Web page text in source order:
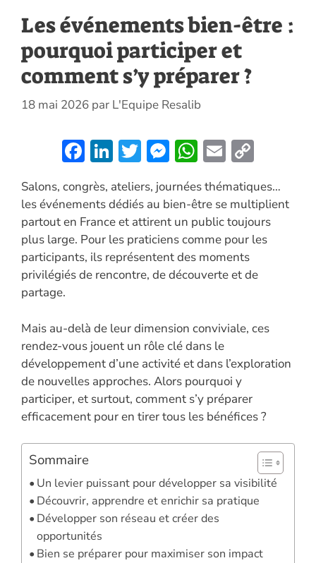
Les événements bien-être :
pourquoi participer et
comment s’y préparer ?
18 mai 2026 par L'Equipe Resalib
F
ac
e
b
o
o
k
Li
k
e
dI
n
T
itt
er
M
es
se
n
g
er
W
at
s
A
p
p
E
ai
l
p
y
Li
Salons, congrès, ateliers, journées thématiques…
les événements dédiés au bien-être se multiplient
partout en France et attirent un public toujours
plus large. Pour les praticiens comme pour les
participants, ils représentent des moments
privilégiés de rencontre, de découverte et de
partage.
Mais au-delà de leur dimension conviviale, ces
rendez-vous jouent un rôle clé dans le
développement d’une activité et dans l’exploration
de nouvelles approches. Alors pourquoi y
participer, et surtout, comment s’y préparer
efficacement pour en tirer tous les bénéfices ?
Sommaire
Un levier puissant pour développer sa visibilité
Découvrir, apprendre et enrichir sa pratique
Développer son réseau et créer des
opportunités
Bien se préparer pour maximiser son impact